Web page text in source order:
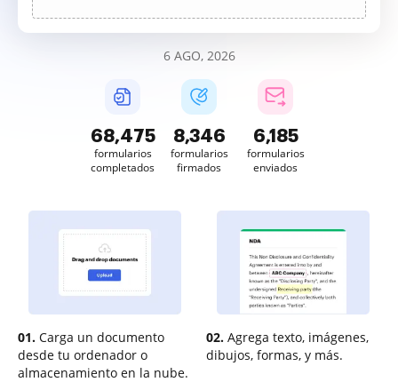
6 AGO, 2026
68,475
formularios
completados
8,346
formularios
firmados
6,185
formularios
enviados
01. Carga un documento
desde tu ordenador o
almacenamiento en la nube.
02. Agrega texto, imágenes,
dibujos, formas, y más.